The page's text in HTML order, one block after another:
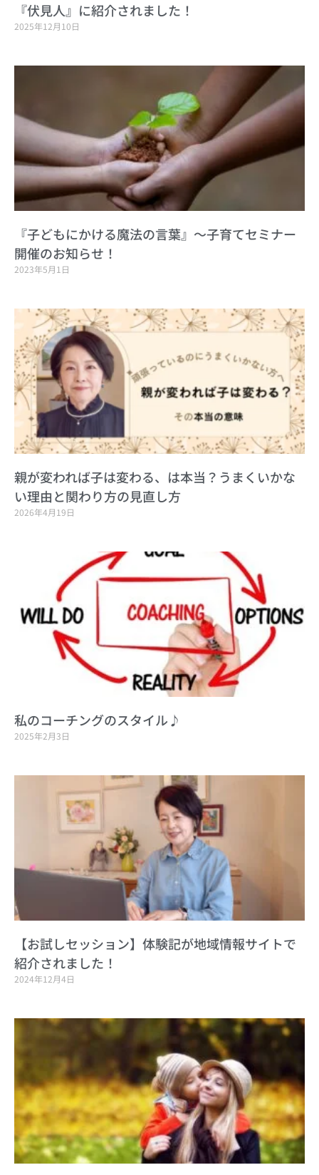
『伏見人』に紹介されました！
2025年12月10日
『子どもにかける魔法の言葉』～子育てセミナー
開催のお知らせ！
2023年5月1日
親が変われば子は変わる、は本当？うまくいかな
い理由と関わり方の見直し方
2026年4月19日
私のコーチングのスタイル♪
2025年2月3日
【お試しセッション】体験記が地域情報サイトで
紹介されました！
2024年12月4日